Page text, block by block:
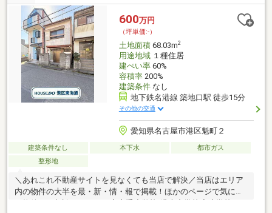
600万円
（坪単価:-）
土地面積68.03m2
用途地域１種住居
建ぺい率60%
容積率200%
建築条件なし
地下鉄名港線 築地口駅 徒歩15分
その他の交通
愛知県名古屋市港区魁町２
建築条件なし 本下水
都市ガス
整形地
＼あれこれ不動産サイトを見なくても当店で解決／当店はエリア
内の物件の大半を最・新・情・報で掲載！ほかのページで気にな